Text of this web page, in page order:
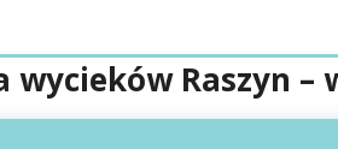
wycieków Raszyn